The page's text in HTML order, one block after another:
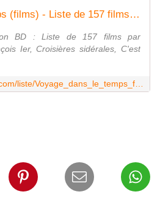
Voyage dans le temps (films) - Liste de 157 films - SensCritique
BD : Liste de 157 films par
Ier, Croisières sidérales, C'est